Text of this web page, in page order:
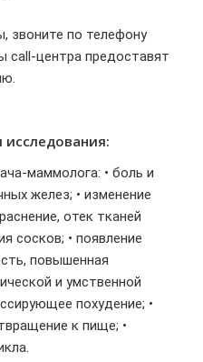
звоните по телефону
call-центра предоставят
исследования:
маммолога: • боль и
желез; • изменение
отек тканей
сосков; • появление
повышенная
и умственной
похудение; •
к пище; •